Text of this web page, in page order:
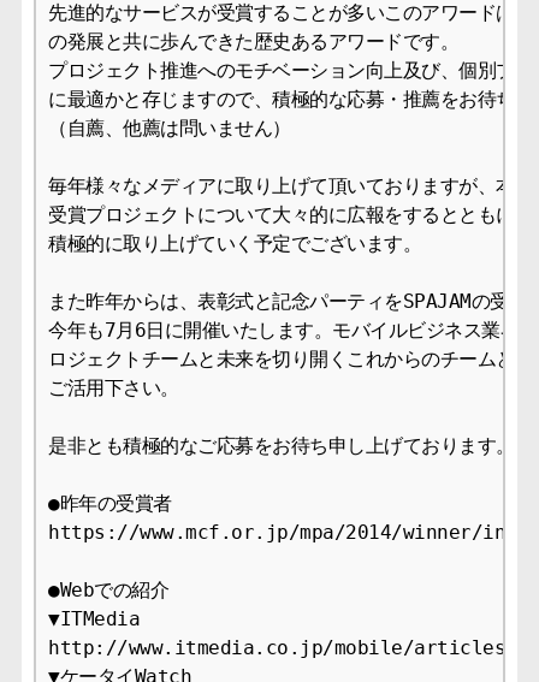
先進的なサービスが受賞することが多いこのアワードは
の発展と共に歩んできた歴史あるアワードです。
プロジェクト推進へのモチベーション向上及び、個別プ
に最適かと存じますので、積極的な応募・推薦をお待ち
（自薦、他薦は問いません）
毎年様々なメディアに取り上げて頂いておりますが、本年
受賞プロジェクトについて大々的に広報をするとともに、
積極的に取り上げていく予定でございます。
また昨年からは、表彰式と記念パーティをSPAJAMの受賞
今年も7月6日に開催いたします。モバイルビジネス業界
ロジェクトチームと未来を切り開くこれからのチームと
ご活用下さい。
是非とも積極的なご応募をお待ち申し上げております。
●昨年の受賞者
https://www.mcf.or.jp/mpa/2014/winner/
●Webでの紹介
▼ITMedia
http://www.itmedia.co.jp/mobile/articles/
▼ケータイWatch